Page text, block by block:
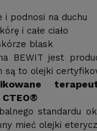
i podnosi na duchu
i całe ciało
blask
BEWIT jest
są to olejki
standardu
mieć olejki